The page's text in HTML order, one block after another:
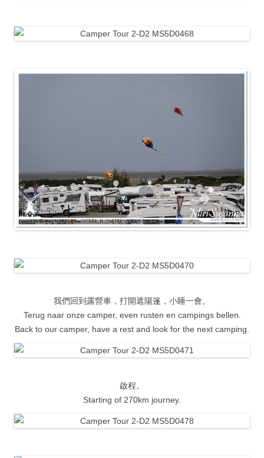
我們回到露營車，打開遮陽篷，小睡一會。
Terug naar onze camper, even rusten en campings bellen.
Back to our camper, have a rest and look for the next camping.
啟程。
Starting of 270km journey.